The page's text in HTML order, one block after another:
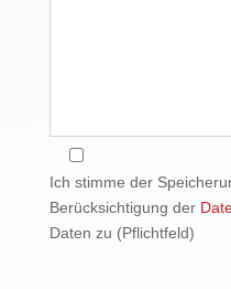
Ich stimme der
Berücksichtigung der
Daten zu (Pflichtfeld)